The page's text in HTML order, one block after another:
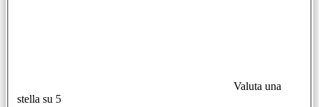
Valuta una
stella su 5